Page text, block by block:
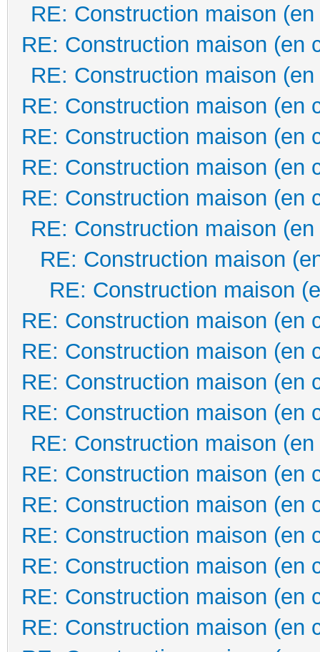
RE: Construction maison
RE: Construction maison (en
RE: Construction maison
RE: Construction maison (en
RE: Construction maison (en
RE: Construction maison (en
RE: Construction maison (en
RE: Construction maison
RE: Construction maison
RE: Construction maison
RE: Construction maison (en
RE: Construction maison (en
RE: Construction maison (en
RE: Construction maison (en
RE: Construction maison
RE: Construction maison (en
RE: Construction maison (en
RE: Construction maison (en
RE: Construction maison (en
RE: Construction maison (en
RE: Construction maison (en